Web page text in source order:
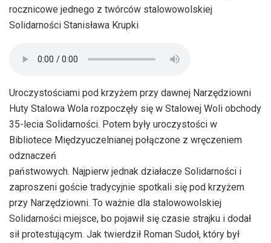
rocznicowe jednego z twórców stalowowolskiej
Solidarności Stanisława Krupki
Uroczystościami pod krzyżem przy dawnej Narzędziowni
Huty Stalowa Wola rozpoczęły się w Stalowej Woli obchody
35-lecia Solidarności. Potem były uroczystości w
Bibliotece Międzyuczelnianej połączone z wręczeniem
odznaczeń
państwowych. Najpierw jednak działacze Solidarności i
zaproszeni goście tradycyjnie spotkali się pod krzyżem
przy Narzędziowni. To ważnie dla stalowowolskiej
Solidarności miejsce, bo pojawił się czasie strajku i dodał
sił protestującym. Jak twierdził Roman Sudoł, który był